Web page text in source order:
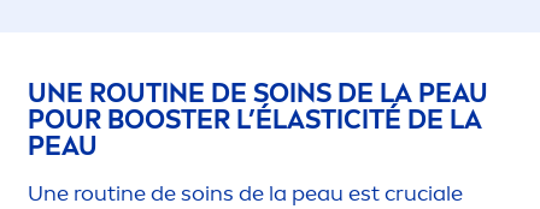
UNE ROUTINE DE SOINS DE LA PEAU
POUR BOOSTER L’ÉLASTICITÉ DE LA
PEAU
Une routine de soins de la peau est cruciale